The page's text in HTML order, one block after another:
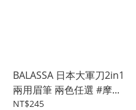
BALASSA 日本大軍刀2in1
兩用眉筆 兩色任選 #摩...
NT$245